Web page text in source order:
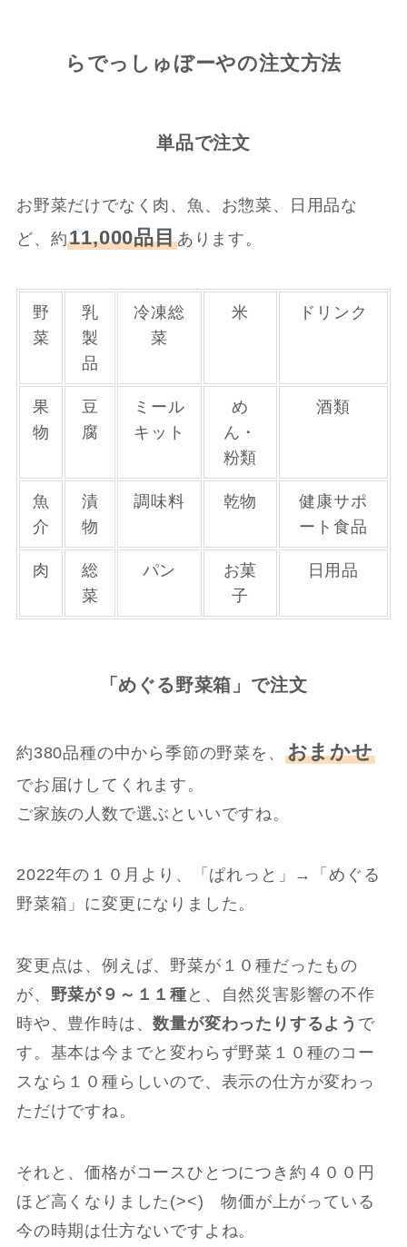
らでっしゅぼーやの注文方法
単品で注文
お野菜だけでなく肉、魚、お惣菜、日用品な
ど、約11,000品目あります。
野
菜
乳
製
品
冷凍総
菜
米 ドリンク
果
物
豆
腐
ミール
キット
め
ん・
粉類
酒類
魚
介
漬
物
調味料 乾物
健康サポ
ート食品
肉
総
菜
パン
お菓
子
日用品
「めぐる野菜箱」で注文
約380品種の中から季節の野菜を、 おまかせ
でお届けしてくれます。
ご家族の人数で選ぶといいですね。
2022年の１０月より、「ぱれっと」→「めぐる
野菜箱」に変更になりました。
変更点は、例えば、野菜が１０種だったもの
が、 野菜が９～１１種 と、自然災害影響の不作
時や、豊作時は、数量が変わったりするよう で
す。基本は今までと変わらず野菜１０種のコー
スなら１０種らしいので、表示の仕方が変わっ
ただけですね。
それと、価格がコースひとつにつき約４００円
ほど高くなりました(><) 物価が上がっている
今の時期は仕方ないですよね。